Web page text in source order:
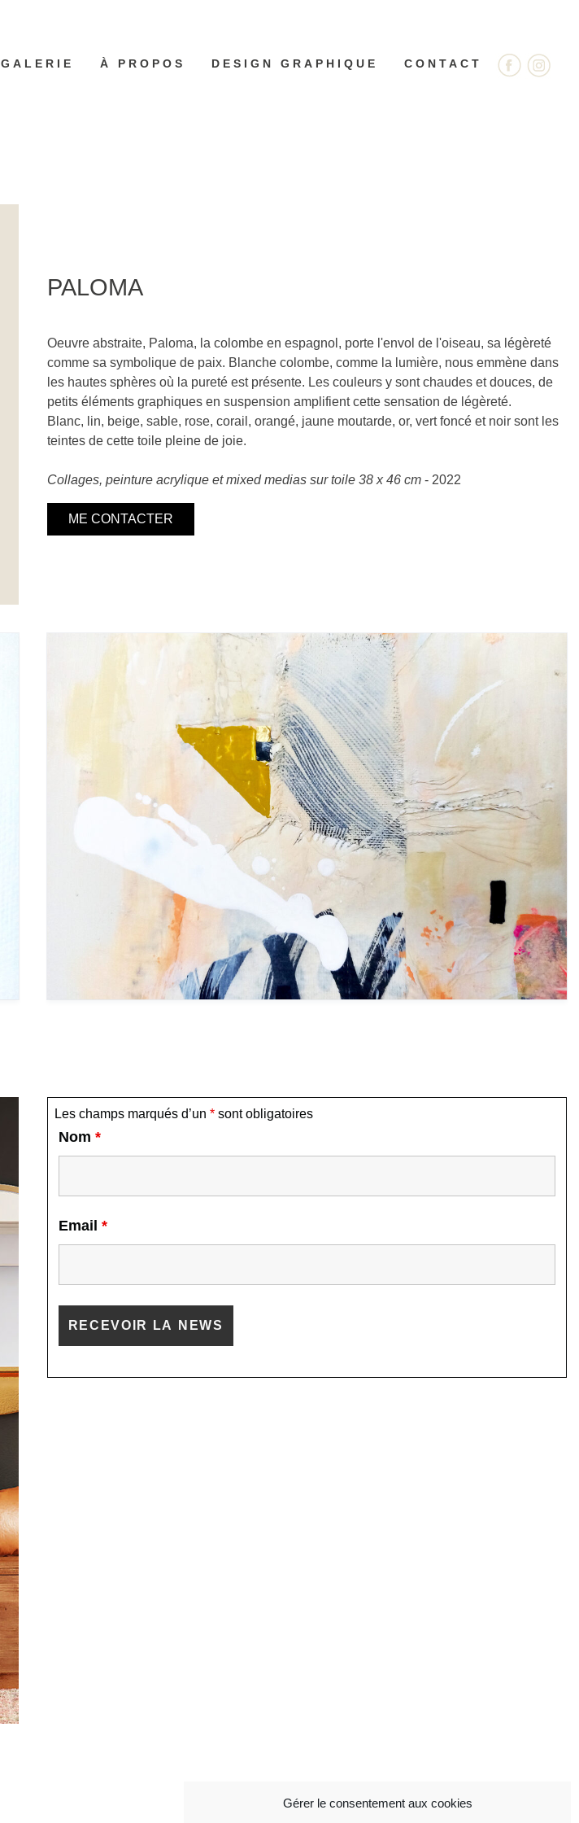
Gérer le consentement aux cookies
GALERIE À PROPOS DESIGN GRAPHIQUE CONTACT
PALOMA
Oeuvre abstraite, Paloma, la colombe en espagnol, porte l'envol de l'oiseau, sa légèreté
comme sa symbolique de paix. Blanche colombe, comme la lumière, nous emmène dans
les hautes sphères où la pureté est présente. Les couleurs y sont chaudes et douces, de
petits éléments graphiques en suspension amplifient cette sensation de légèreté.
Blanc, lin, beige, sable, rose, corail, orangé, jaune moutarde, or, vert foncé et noir sont les
teintes de cette toile pleine de joie.
Collages, peinture acrylique et mixed medias sur toile 38 x 46 cm- 2022
ME CONTACTER
Les champs marqués d’un *sont obligatoires
Nom *
Email *